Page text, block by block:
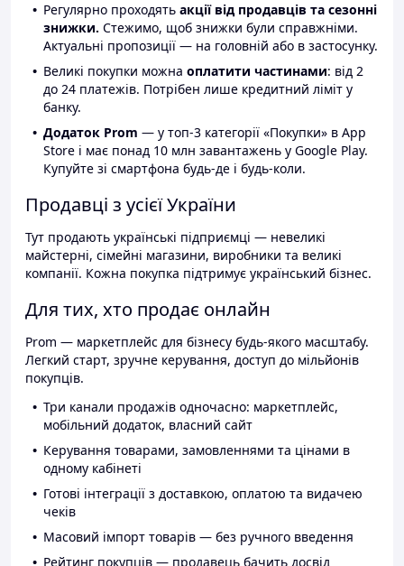
Регулярно проходять акції від продавців та сезонні
знижки. Стежимо, щоб знижки були справжніми.
Актуальні пропозиції — на головній або в застосунку.
Великі покупки можна оплатити частинами: від 2
до 24 платежів. Потрібен лише кредитний ліміт у
банку.
Додаток Prom — у топ-3 категорії «Покупки» в App
Store і має понад 10 млн завантажень у Google Play.
Купуйте зі смартфона будь-де і будь-коли.
Продавці з усієї України
Тут продають українські підприємці — невеликі
майстерні, сімейні магазини, виробники та великі
компанії. Кожна покупка підтримує український бізнес.
Для тих, хто продає онлайн
Prom — маркетплейс для бізнесу будь-якого масштабу.
Легкий старт, зручне керування, доступ до мільйонів
покупців.
Три канали продажів одночасно: маркетплейс,
мобільний додаток, власний сайт
Керування товарами, замовленнями та цінами в
одному кабінеті
Готові інтеграції з доставкою, оплатою та видачею
чеків
Масовий імпорт товарів — без ручного введення
Рейтинг покупців — продавець бачить досвід